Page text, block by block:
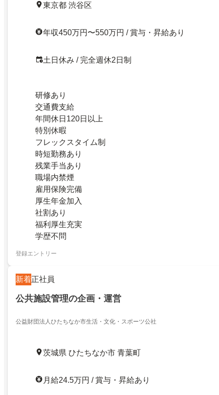
東京都 渋谷区
年収450万円〜550万円 / 賞与・昇給あり
土日休み / 完全週休2日制
研修あり
交通費支給
年間休日120日以上
特別休暇
フレックスタイム制
時短勤務あり
残業手当あり
職場内禁煙
雇用保険完備
厚生年金加入
社割あり
福利厚生充実
学歴不問
登録エントリー
新着正社員
公共施設管理の企画・運営
公益財団法人ひたちなか市生活・文化・スポーツ公社
茨城県 ひたちなか市 青葉町
月給24.5万円 / 賞与・昇給あり